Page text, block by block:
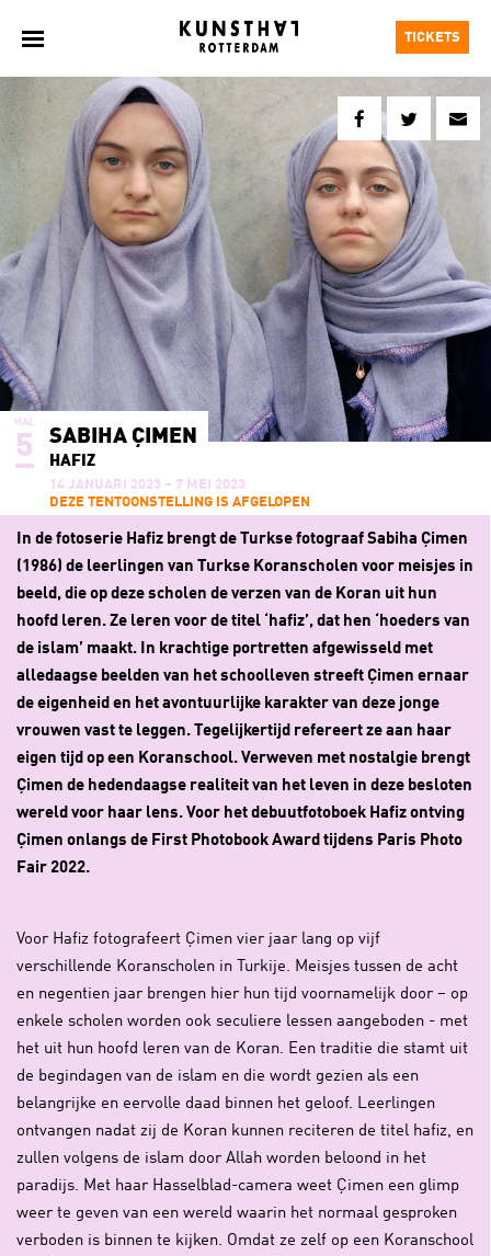
TICKETS
SABIHA ÇIMEN
HAFIZ
14 JANUARI 2023 – 7 MEI 2023
DEZE TENTOONSTELLING IS AFGELOPEN
HAL
5
In de fotoserie Hafiz brengt de Turkse fotograaf Sabiha Çimen
(1986) de leerlingen van Turkse Koranscholen voor meisjes in
beeld, die op deze scholen de verzen van de Koran uit hun
hoofd leren. Ze leren voor de titel ‘hafiz’, dat hen ‘hoeders van
de islam’ maakt. In krachtige portretten afgewisseld met
alledaagse beelden van het schoolleven streeft Çimen ernaar
de eigenheid en het avontuurlijke karakter van deze jonge
vrouwen vast te leggen. Tegelijkertijd refereert ze aan haar
eigen tijd op een Koranschool. Verweven met nostalgie brengt
Çimen de hedendaagse realiteit van het leven in deze besloten
wereld voor haar lens. Voor het debuutfotoboek Hafiz ontving
Çimen onlangs de First Photobook Award tijdens Paris Photo
Fair 2022.
Voor Hafiz fotografeert Çimen vier jaar lang op vijf
verschillende Koranscholen in Turkije. Meisjes tussen de acht
en negentien jaar brengen hier hun tijd voornamelijk door – op
enkele scholen worden ook seculiere lessen aangeboden - met
het uit hun hoofd leren van de Koran. Een traditie die stamt uit
de begindagen van de islam en die wordt gezien als een
belangrijke en eervolle daad binnen het geloof. Leerlingen
ontvangen nadat zij de Koran kunnen reciteren de titel hafiz, en
zullen volgens de islam door Allah worden beloond in het
paradijs. Met haar Hasselblad-camera weet Çimen een glimp
weer te geven van een wereld waarin het normaal gesproken
verboden is binnen te kijken. Omdat ze zelf op een Koranschool